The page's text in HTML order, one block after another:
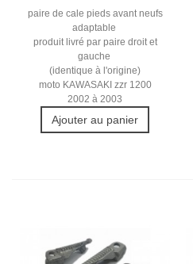
paire de cale pieds avant neufs
adaptable
produit livré par paire droit et
gauche
(identique à l'origine)
moto KAWASAKI zzr 1200
2002 à 2003
Ajouter au panier